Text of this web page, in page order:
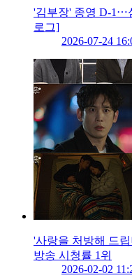
'김부장' 종영 D-1⋯
로그]
2026-07-24
'사랑을 처방해 드
방송 시청률 1위
2026-02-02